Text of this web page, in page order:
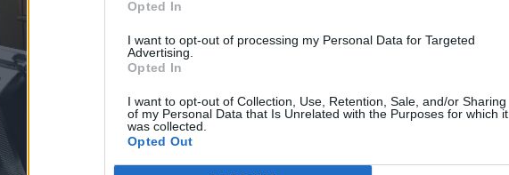
Opted In
I want to opt-out of processing my Personal Data for Targeted
Advertising.
Opted In
I want to opt-out of Collection, Use, Retention, Sale, and/or Sharing
of my Personal Data that Is Unrelated with the Purposes for which it
was collected.
Opted Out